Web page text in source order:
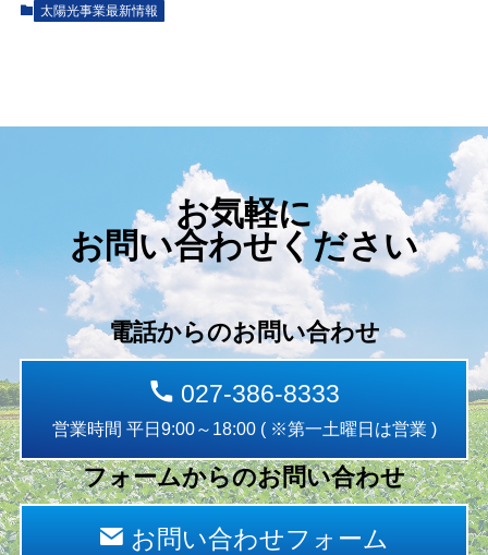
太陽光事業最新情報
お気軽に
お問い合わせください
電話からのお問い合わせ
027-386-8333
営業時間 平日9:00～18:00 ( ※第一土曜日は営業 )
フォームからのお問い合わせ
お問い合わせフォーム